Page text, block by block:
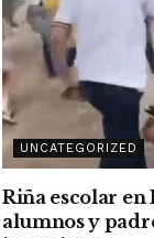
UNCATEGORIZED
Riña escolar
alumnos y